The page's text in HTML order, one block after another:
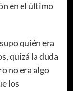
en el último
quién era
quizá la duda
no era algo
los